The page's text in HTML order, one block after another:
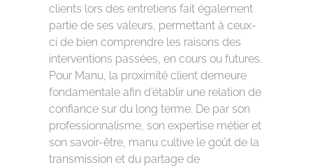
clients lors des entretiens fait également
partie de ses valeurs, permettant à ceux-
ci de bien comprendre les raisons des
interventions passées, en cours ou futures.
Pour Manu, la proximité client demeure
fondamentale afin d’établir une relation de
confiance sur du long terme. De par son
professionnalisme, son expertise métier et
son savoir-être, manu cultive le goût de la
transmission et du partage de